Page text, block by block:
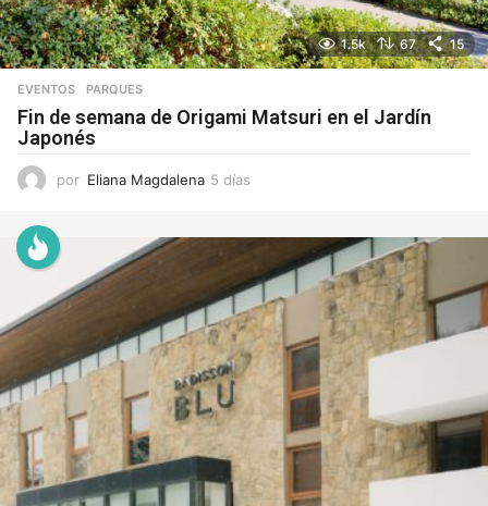
1.5k 67 15
EVENTOS ,PARQUES
Fin de semana de Origami Matsuri en el Jardín
Japonés
por Eliana Magdalena 5 días
a